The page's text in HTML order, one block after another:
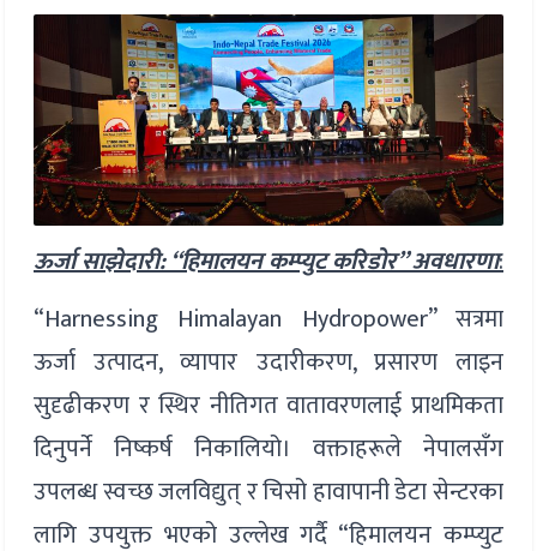
ऊर्जा साझेदारी: “हिमालयन कम्प्युट करिडोर” अवधारणा:
“Harnessing Himalayan Hydropower” सत्रमा
ऊर्जा उत्पादन, व्यापार उदारीकरण, प्रसारण लाइन
सुदृढीकरण र स्थिर नीतिगत वातावरणलाई प्राथमिकता
दिनुपर्ने निष्कर्ष निकालियो। वक्ताहरूले नेपालसँग
उपलब्ध स्वच्छ जलविद्युत् र चिसो हावापानी डेटा सेन्टरका
लागि उपयुक्त भएको उल्लेख गर्दै “हिमालयन कम्प्युट